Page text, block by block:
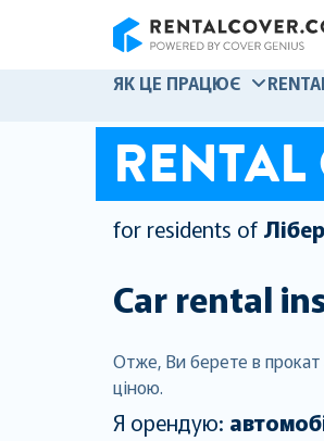
ЯК ЦЕ ПРАЦЮЄ
for residents of
Car rental
Отже, Ви берете в прокат
ціною.
Я орендую: